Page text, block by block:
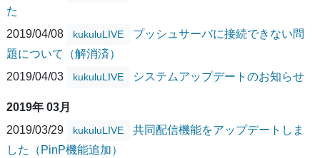
た
2019/04/08
kukuluLIVE
プッシュサーバに接続できない問
題について（解消済）
2019/04/03
kukuluLIVE システムアップデートのお知らせ
2019年 03月
2019/03/29
kukuluLIVE
共同配信機能をアップデートしま
した（PinP機能追加）